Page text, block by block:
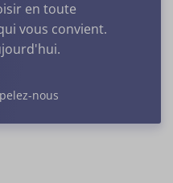
en toute
vous convient.
nous